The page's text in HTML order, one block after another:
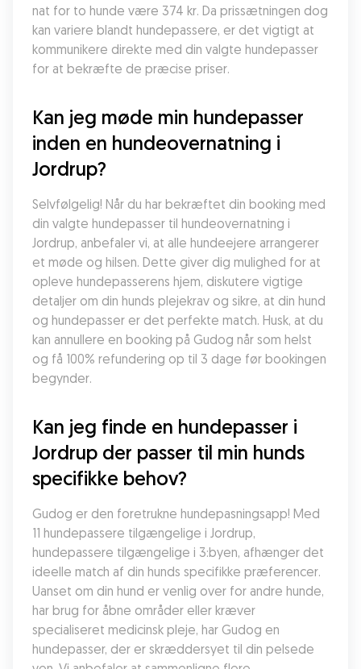
nat for to hunde være 374 kr. Da prissætningen dog
kan variere blandt hundepassere, er det vigtigt at
kommunikere direkte med din valgte hundepasser
for at bekræfte de præcise priser.
Kan jeg møde min hundepasser
inden en hundeovernatning i
Jordrup?
Selvfølgelig! Når du har bekræftet din booking med
din valgte hundepasser til hundeovernatning i
Jordrup, anbefaler vi, at alle hundeejere arrangerer
et møde og hilsen. Dette giver dig mulighed for at
opleve hundepasserens hjem, diskutere vigtige
detaljer om din hunds plejekrav og sikre, at din hund
og hundepasser er det perfekte match. Husk, at du
kan annullere en booking på Gudog når som helst
og få 100% refundering op til 3 dage før bookingen
begynder.
Kan jeg finde en hundepasser i
Jordrup der passer til min hunds
specifikke behov?
Gudog er den foretrukne hundepasningsapp! Med
11 hundepassere tilgængelige i Jordrup,
hundepassere tilgængelige i 3:byen, afhænger det
ideelle match af din hunds specifikke præferencer.
Uanset om din hund er venlig over for andre hunde,
har brug for åbne områder eller kræver
specialiseret medicinsk pleje, har Gudog en
hundepasser, der er skræddersyet til din pelsede